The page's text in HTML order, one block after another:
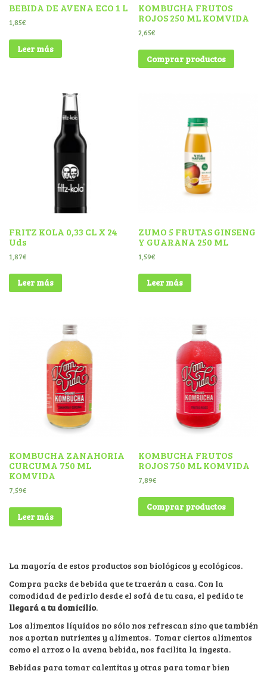
BEBIDA DE AVENA ECO 1 L
1,85€
Leer más
KOMBUCHA FRUTOS
ROJOS 250 ML KOMVIDA
2,65€
Comprar productos
FRITZ KOLA 0,33 CL X 24
Uds
1,87€
Leer más
ZUMO 5 FRUTAS GINSENG
Y GUARANA 250 ML
1,59€
Leer más
KOMBUCHA ZANAHORIA
CURCUMA 750 ML
KOMVIDA
7,59€
Leer más
KOMBUCHA FRUTOS
ROJOS 750 ML KOMVIDA
7,89€
Comprar productos
La mayoría de estos productos son biológicos y ecológicos.
Compra packs de bebida que te traerán a casa. Con la
comodidad de pedirlo desde el sofá de tu casa, el pedido te
llegará a tu domicilio.
Los alimentos líquidos no sólo nos refrescan sino que también
nos aportan nutrientes y alimentos. Tomar ciertos alimentos
como el arroz o la avena bebida, nos facilita la ingesta.
Bebidas para tomar calentitas y otras para tomar bien